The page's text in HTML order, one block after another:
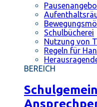
Schulbücherei
Nutzung von
Regeln für
BEREICH